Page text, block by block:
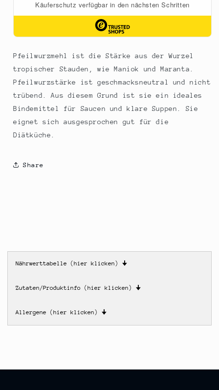
Pfeilwurzmehl ist die Stärke aus der Wurzel
tropischer Stauden, wie Maniok und Maranta.
Pfeilwurzstärke ist geschmacksneutral und nicht
trübend. Aus diesem Grund ist sie ein ideales
Bindemittel für Saucen und klare Suppen. Sie
eignet sich ausgesprochen gut für die
Diätküche.
Share
Nährwerttabelle (hier klicken) 🠋
Zutaten/Produktinfo (hier klicken) 🠋
Allergene (hier klicken) 🠋